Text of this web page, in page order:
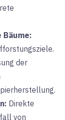
der
Direkte
von